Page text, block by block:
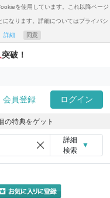
を使用しています。これ以降ページ
なります。詳細についてはプライバシ
詳細 同意
突破！
会員登録 ログイン
の特典をゲット
詳細
検索
▼